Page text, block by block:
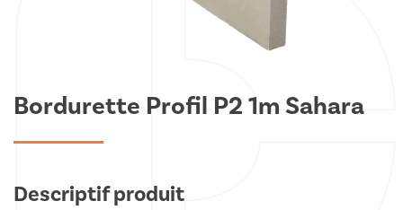
Bordurette Profil P2 1m Sahara
Descriptif produit